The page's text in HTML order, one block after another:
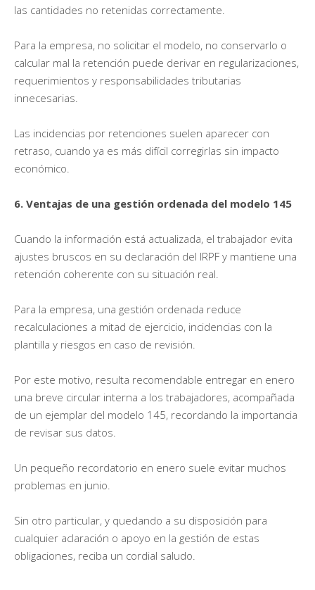
las cantidades no retenidas correctamente.
Para la empresa, no solicitar el modelo, no conservarlo o
calcular mal la retención puede derivar en regularizaciones,
requerimientos y responsabilidades tributarias
innecesarias.
Las incidencias por retenciones suelen aparecer con
retraso, cuando ya es más difícil corregirlas sin impacto
económico.
6. Ventajas de una gestión ordenada del modelo 145
Cuando la información está actualizada, el trabajador evita
ajustes bruscos en su declaración del IRPF y mantiene una
retención coherente con su situación real.
Para la empresa, una gestión ordenada reduce
recalculaciones a mitad de ejercicio, incidencias con la
plantilla y riesgos en caso de revisión.
Por este motivo, resulta recomendable entregar en enero
una breve circular interna a los trabajadores, acompañada
de un ejemplar del modelo 145, recordando la importancia
de revisar sus datos.
Un pequeño recordatorio en enero suele evitar muchos
problemas en junio.
Sin otro particular, y quedando a su disposición para
cualquier aclaración o apoyo en la gestión de estas
obligaciones, reciba un cordial saludo.